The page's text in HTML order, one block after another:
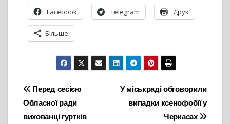
Facebook Telegram Друк
Більше
Навігація
записів
У міськраді обговорили
випадки ксенофобії у
Черкасах
Перед сесією
Обласної ради
вихованці гуртків